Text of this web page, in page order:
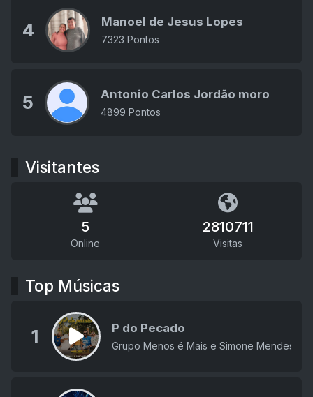
4 Manoel de Jesus Lopes
7323 Pontos
5 Antonio Carlos Jordão moro
4899 Pontos
Visitantes
5
Online
2810711
Visitas
Top Músicas
1 P do Pecado
Grupo Menos é Mais e Simone Mendes